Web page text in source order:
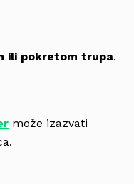
ili pokretom trupa.
može izazvati